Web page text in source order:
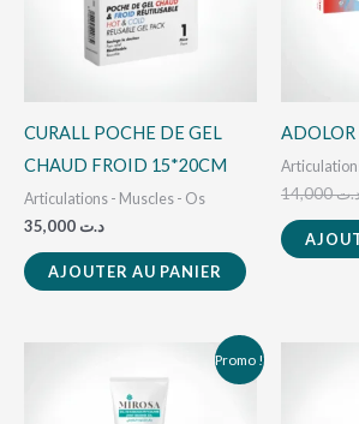
CURALL POCHE DE GEL
CHAUD FROID 15*20CM
Articulations - Muscles - Os
د.ت
AJOUTER AU PANIER
ADOLOR
14,000
Promo !
initial
était :
prix